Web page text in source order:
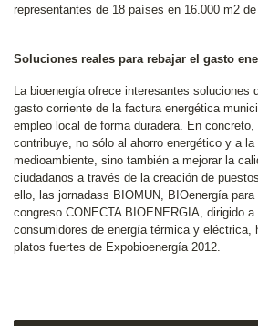
representantes de 18 países en 16.000 m2
Soluciones reales para rebajar el gasto
La bioenergía ofrece interesantes soluciones
gasto corriente de la factura energética
empleo local de forma duradera. En
contribuye, no sólo al ahorro energético y a la
medioambiente, sino también a mejorar la
ciudadanos a través de la creación de
ello, las jornadass BIOMUN, BIOenergía para
congreso CONECTA BIOENERGIA, dirigido a
consumidores de energía térmica y eléctrica,
platos fuertes de Expobioenergía 2012.